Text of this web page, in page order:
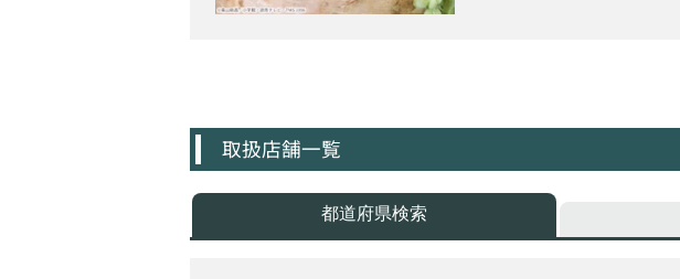
取扱店舗一覧
都道府県検索